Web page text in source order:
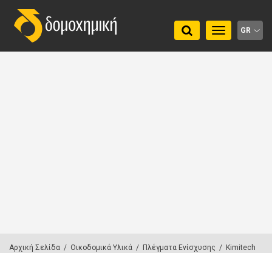
Toggle
navigation
GR
Αρχική Σελίδα / Οικοδομικά Υλικά / Πλέγματα Ενίσχυσης / Kimitech